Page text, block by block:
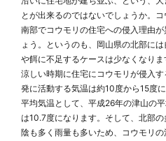
とが出来るのではないでしょうか。
南部でコウモリの住宅への侵入理由
ょう。というのも、岡山県の北部に
や餌に不足するケースは少なくなりま
涼しい時期に住宅にコウモリが侵入
発に活動する気温は約10度から15度
平均気温として、平成26年の津山の
は10.7度になります。そして、北部
陰も多く雨量も多いため、コウモリ